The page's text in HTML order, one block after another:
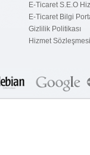
E-Ticaret S.E.O
E-Ticaret Bilgi
Gizlilik Politikası
Hizmet Sözleşmesi